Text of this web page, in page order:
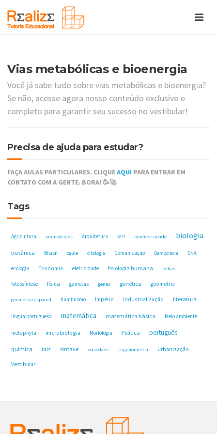
Vias metabólicas e bioenergia
Você já sabe tudo sobre vias metabólicas e bioenergia?
Se não, acesse agora nosso conteúdo exclusivo e
completo para garantir seu sucesso no vestibular!
Precisa de ajuda para estudar?
FAÇA AULAS PARTICULARES. CLIQUEAQUI PARA ENTRAR EM
CONTATO COM A GENTE. BORA! 🥳🚀
Tags
Agricultura aminoácidos Arquitetura ATP biodiversidade biologia
botânica Brasil caule citologia Comunicação Democracia DNA
ecologia Economia eletricidade fisiologia humana folhas
fotossíntese física gametas genes genética geometria
geometria espacial Iluminismo Império Industrialização literatura
língua portuguesa matemática matemática básica Meio ambiente
metaphyta microbiologia Morfologia Política português
química raiz sintaxe sociedade trigonometria Urbanização
Vestibular